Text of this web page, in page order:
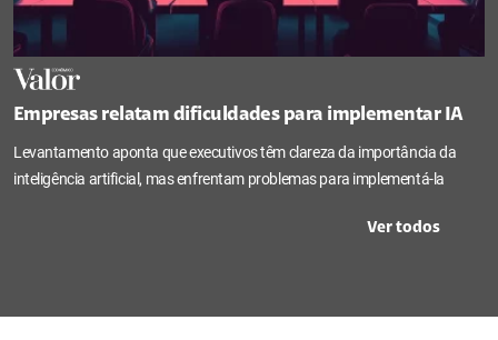
Empresas relatam dificuldades para implementar IA
Levantamento aponta que executivos têm clareza da importância da
inteligência artificial, mas enfrentam problemas para implementá-la
Ver todos